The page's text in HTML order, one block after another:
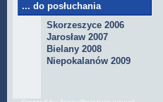
... do posłuchania
Skorzeszyce 2006
Jarosław 2007
Bielany 2008
Niepokalanów 2009